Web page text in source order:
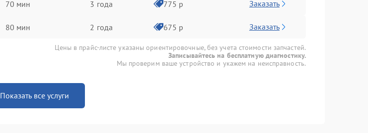
70 мин 3 года 775 р Заказать
80 мин 2 года 675 р Заказать
Цены в прайс-листе указаны ориентировочные, без учета стоимости запчастей.
Записывайтесь на бесплатную диагностику.
Мы проверим ваше устройство и укажем на неисправность.
Показать все услуги